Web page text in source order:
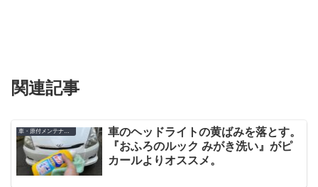
関連記事
車のヘッドライトの黄ばみを落とす。
『おふろのルック みがき洗い』がピ
カールよりオススメ。